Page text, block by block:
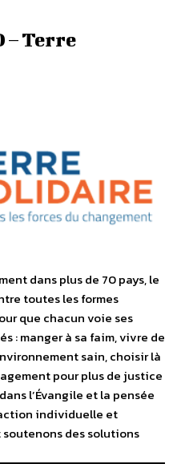
– Terre
dans plus de 70 pays, le
toutes les formes
que chacun voie ses
: manger à sa faim, vivre de
sain, choisir là
pour plus de justice
l’Évangile et la pensée
individuelle et
des solutions